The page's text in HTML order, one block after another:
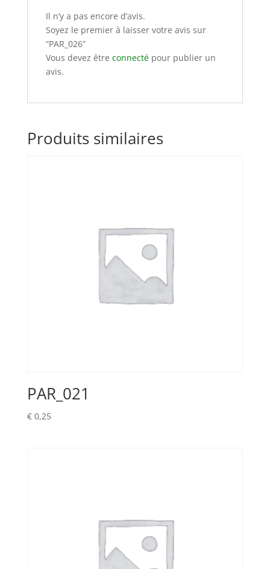
Il n’y a pas encore d’avis.
Soyez le premier à laisser votre avis sur
“PAR_026”
Vous devez être connectépour publier un
avis.
Produits similaires
PAR_021
€0,25